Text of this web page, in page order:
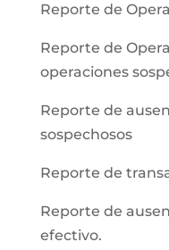
Reporte de
Reporte de
operaciones
Reporte de
sospechosos
Reporte de
Reporte de
efectivo.